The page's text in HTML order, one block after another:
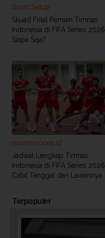
Sport Setup
Skuad Final Pemain Timnas
Indonesia di FIFA Series 2026,
Siapa Saja?
momsmoney.id
Jadwal Lengkap Timnas
Indonesia di FIFA Series 2026,
Catat Tanggal dan Lawannya
Terpopuler